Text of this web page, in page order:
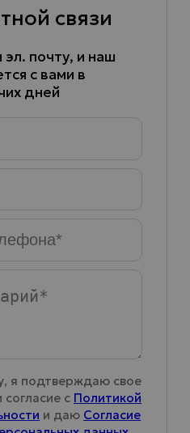
связи
почту, и наш
с вами в
дней
я подтверждаю свое
с Политикой
и даю Согласие